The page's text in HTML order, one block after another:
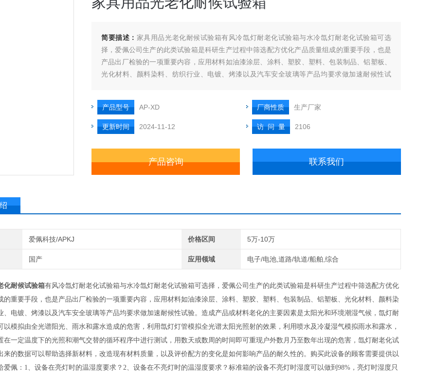
简要描述： 家具用品光老化耐候试验箱有风冷氙灯耐老化试验箱与水冷氙灯耐老化试验箱可选
择，爱佩公司生产的此类试验箱是科研生产过程中筛选配方优化产品质量组成的重要手段，也是
产品出厂检验的一项重要内容，应用材料如油漆涂层、涂料、塑胶、塑料、包装制品、铝塑板、
光化材料、颜料染料、纺织行业、电镀、烤漆以及汽车安全玻璃等产品均要求做加速耐候性试
产品型号 AP-XD 厂商性质 生产厂家
更新时间 2024-11-12 访 问 量 2106
产品咨询 联系我们
爱佩科技/APKJ 价格区间 5万-10万
国产 应用领域 电子/电池,道路/轨道/船舶,综合
化耐候试验箱有风冷氙灯耐老化试验箱与水冷氙灯耐老化试验箱可选择，爱佩公司生产的此类试验箱是科研生产过程中筛选配方优化
的重要手段，也是产品出厂检验的一项重要内容，应用材料如油漆涂层、涂料、塑胶、塑料、包装制品、铝塑板、光化材料、颜料染
、电镀、烤漆以及汽车安全玻璃等产品均要求做加速耐候性试验。造成产品或材料老化的主要因素是太阳光和环境潮湿气候，氙灯耐
以模拟由全光谱阳光、雨水和露水造成的危害，利用氙灯灯管模拟全光谱太阳光照射的效果，利用喷水及冷凝湿气模拟雨水和露水，
在一定温度下的光照和潮气交替的循环程序中进行测试，用数天或数周的时间即可重现户外数月乃至数年出现的危害，氙灯耐老化试
来的数据可以帮助选择新材料，改造现有材料质量，以及评价配方的变化是如何影响产品的耐久性的。购买此设备的顾客需要提供以
爱佩： 1、设备在亮灯时的温湿度要求？2、设备在不亮灯时的温湿度要求？标准箱的设备不亮灯时湿度可以做到98%，亮灯时湿度只